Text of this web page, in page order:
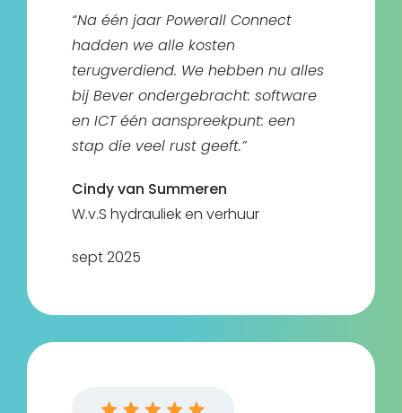
“Na één jaar Powerall Connect
hadden we alle kosten
terugverdiend. We hebben nu alles
bij Bever ondergebracht: software
en ICT één aanspreekpunt: een
stap die veel rust geeft.”
Cindy van Summeren
W.v.S hydrauliek en verhuur
sept 2025